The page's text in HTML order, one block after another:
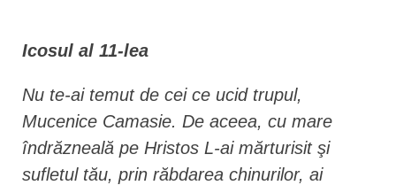
Icosul al 11-lea
Nu te-ai temut de cei ce ucid trupul,
Mucenice Camasie. De aceea, cu mare
îndrăzneală pe Hristos L-ai mărturisit şi
sufletul tău, prin răbdarea chinurilor, ai